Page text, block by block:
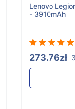
Lenovo
- 3910mAh
273.76zł